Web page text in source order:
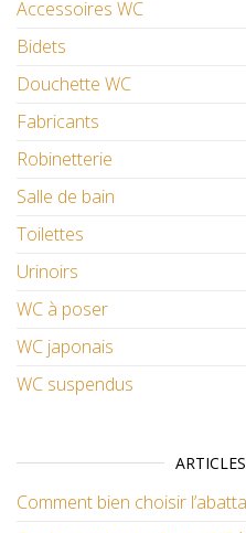
Accessoires WC
Bidets
Douchette WC
Fabricants
Robinetterie
Salle de bain
Toilettes
Urinoirs
WC à poser
WC japonais
WC suspendus
Comment bien choisir